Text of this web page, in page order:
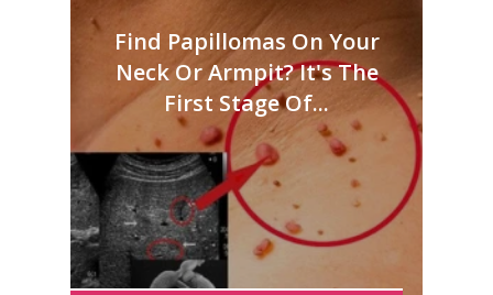
Find Papillomas On Your
Neck Or Armpit? It's The
First Stage Of...